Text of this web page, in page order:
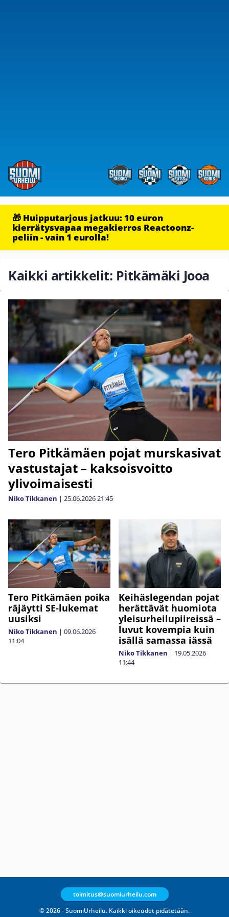
🎁 Huipputarjous jatkuu: 10 euron
kierrätysvapaa megakierros Reactoonz-
peliin - vain 1 eurolla!
Kaikki artikkelit: Pitkämäki Jooa
Tero Pitkämäen pojat murskasivat
vastustajat – kaksoisvoitto
ylivoimaisesti
Niko Tikkanen | 25.06.202621:45
Tero Pitkämäen poika
räjäytti SE-lukemat
uusiksi
Niko Tikkanen | 09.06.2026
11:04
Keihäslegendan pojat
herättävät huomiota
yleisurheilupiireissä –
luvut kovempia kuin
isällä samassa iässä
Niko Tikkanen | 19.05.2026
11:44
© 2026 - SuomiUrheilu. Kaikki oikeudet pidätetään.
toimitus@suomiurheilu.com